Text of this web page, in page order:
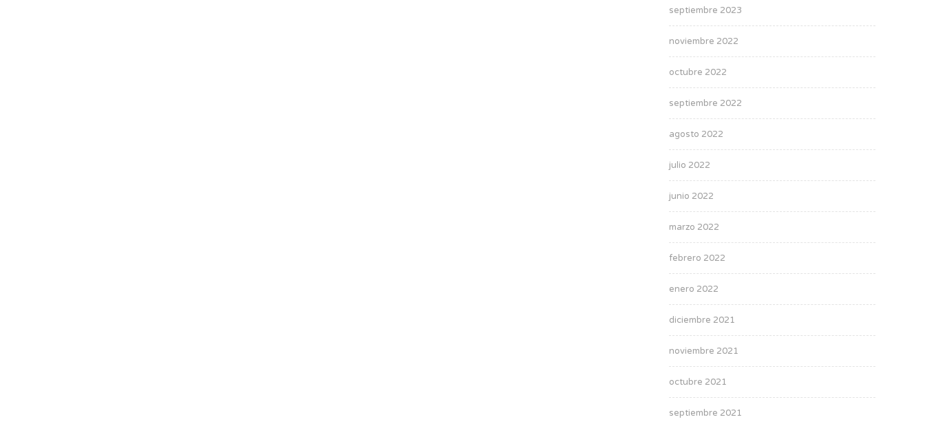
septiembre 2023
noviembre 2022
octubre 2022
septiembre 2022
agosto 2022
julio 2022
junio 2022
marzo 2022
febrero 2022
enero 2022
diciembre 2021
noviembre 2021
octubre 2021
septiembre 2021